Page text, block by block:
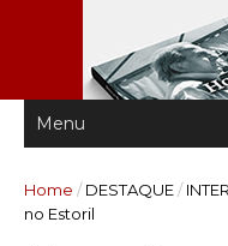
Home / DESTAQUE/
no Estoril